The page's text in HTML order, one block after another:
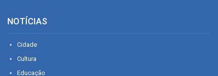
NOTÍCIAS
Cidade
Cultura
Educação